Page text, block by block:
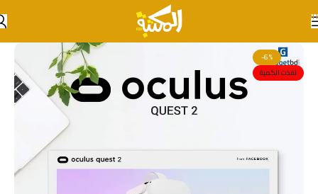
Skip to navigation
Skip to main content
-6%
نفذت الكمية